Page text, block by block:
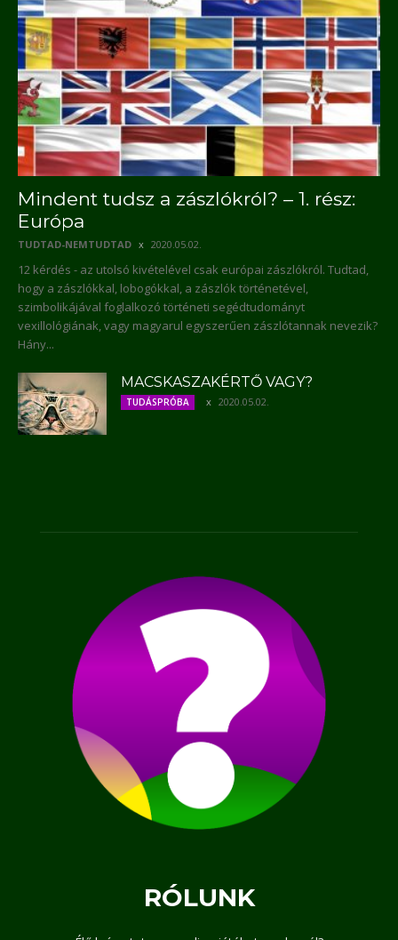
Mindent tudsz a zászlókról? – 1. rész:
Európa
TUDTAD-NEMTUDTAD 2020.05.02.
12 kérdés - az utolsó kivételével csak európai zászlókról. Tudtad,
hogy a zászlókkal, lobogókkal, a zászlók történetével,
szimbolikájával foglalkozó történeti segédtudományt
vexillológiának, vagy magyarul egyszerűen zászlótannak nevezik?
Hány...
MACSKASZAKÉRTŐ VAGY?
TUDÁSPRÓBA 2020.05.02.
RÓLUNK